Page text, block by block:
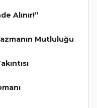
Alınır!”
Mutluluğu